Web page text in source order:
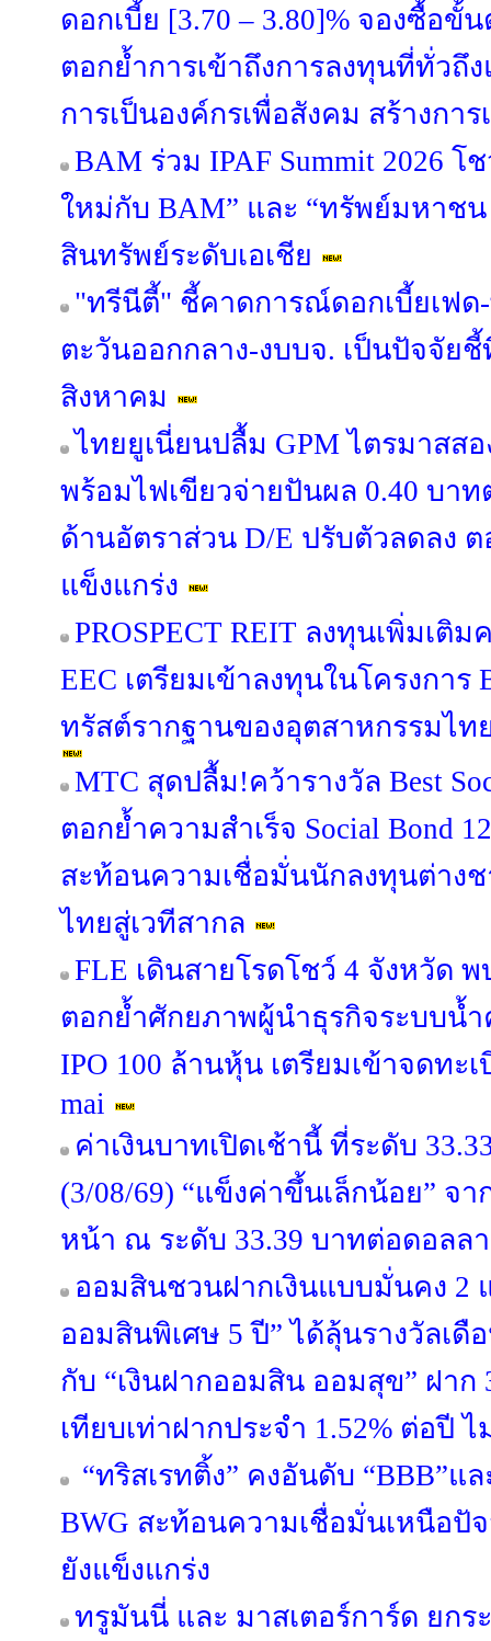
ดอกเบี้ย [3.70 – 3.80]% จองซื้อขั้
ตอกย้ำการเข้าถึงการลงทุนที่ทั่วถึ
การเป็นองค์กรเพื่อสังคม สร้างกา
BAM ร่วม IPAF Summit 2026 โ
ใหม่กับ BAM” และ “ทรัพย์มหาชน
สินทรัพย์ระดับเอเชีย
"ทรีนีตี้" ชี้คาดการณ์ดอกเบี้ยเฟ
ตะวันออกกลาง-งบบจ. เป็นปัจจัย
สิงหาคม
ไทยยูเนี่ยนปลื้ม GPM ไตรมาสส
พร้อมไฟเขียวจ่ายปันผล 0.40 บา
ด้านอัตราส่วน D/E ปรับตัวลดลง ต
แข็งแกร่ง
PROSPECT REIT ลงทุนเพิ่มเติ
EEC เตรียมเข้าลงทุนในโครงการ
ทรัสต์รากฐานของอุตสาหกรรมไท
MTC สุดปลื้ม!คว้ารางวัล Best
ตอกย้ำความสำเร็จ Social Bond
สะท้อนความเชื่อมั่นนักลงทุนต่าง
ไทยสู่เวทีสากล
FLE เดินสายโรดโชว์ 4 จังหวัด
ตอกย้ำศักยภาพผู้นำธุรกิจระบบน้
IPO 100 ล้านหุ้น เตรียมเข้าจดท
mai
ค่าเงินบาทเปิดเช้านี้ ที่ระดับ
(3/08/69) “แข็งค่าขึ้นเล็กน้อย” จ
หน้า ณ ระดับ 33.39 บาทต่อดอลล
ออมสินชวนฝากเงินแบบมั่นคง 2
ออมสินพิเศษ 5 ปี” ได้ลุ้นรางวัลเดื
กับ “เงินฝากออมสิน ออมสุข” ฝาก
เทียบเท่าฝากประจำ 1.52% ต่อปี
“ทริสเรทติ้ง” คงอันดับ “BBB”แ
BWG สะท้อนความเชื่อมั่นเหนือปั
ยังแข็งแกร่ง
ทรูมันนี่ และ มาสเตอร์การ์ด ยกร